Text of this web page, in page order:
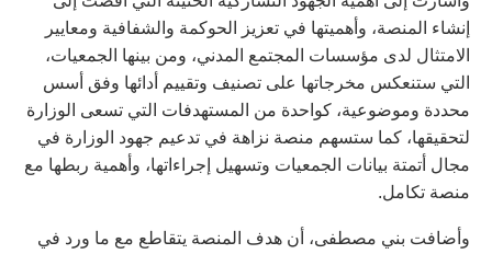
إنشاء المنصة، وأهميتها في تعزيز الحوكمة والشفافية ومعايير
الامتثال لدى مؤسسات المجتمع المدني، ومن بينها الجمعيات،
التي ستنعكس مخرجاتها على تصنيف وتقييم أدائها وفق أسس
محددة وموضوعية، كواحدة من المستهدفات التي تسعى الوزارة
لتحقيقها، كما ستسهم منصة نزاهة في تدعيم جهود الوزارة في
مجال أتمتة بيانات الجمعيات وتسهيل إجراءاتها، وأهمية ربطها مع
منصة تكامل.
‏وأضافت بني مصطفى، أن هدف المنصة يتقاطع مع ما ورد في